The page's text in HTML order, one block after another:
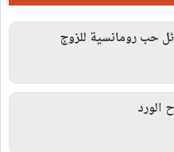
حب رومانسية للزوج
الورد